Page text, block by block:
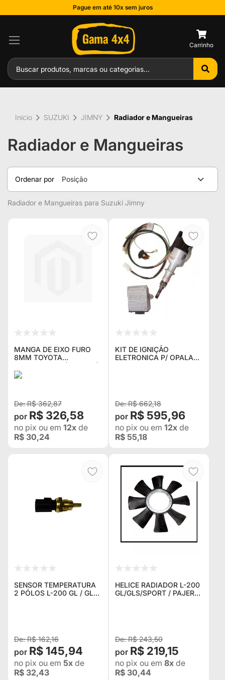
Pague em até 10x sem juros
Radiador e Mangueiras
Ordenar por Posição
Radiador e Mangueiras para Suzuki Jimny
MANGA DE EIXO FURO
8MM TOYOTA
BANDEIRANTE (KPT-553)
(Nº ORIGINAL 43431-
98001)
R$ 362,87
R$ 326,58
no pix ou em 12x de
R$ 30,24
KIT DE IGNIÇÃO
ELETRONICA P/ OPALA
R$ 662,18
R$ 595,96
no pix ou em 12x de
R$ 55,18
SENSOR TEMPERATURA
2 PÓLOS L-200 GL / GLS
R$ 162,16
R$ 145,94
no pix ou em 5x de
R$ 32,43
HELICE RADIADOR L-200
GL/GLS/SPORT / PAJERO
R$ 243,50
R$ 219,15
no pix ou em 8x de
R$ 30,44
Início SUZUKI JIMNY Radiador e Mangueiras